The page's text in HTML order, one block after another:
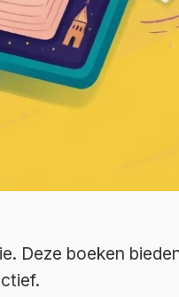
Deze boeken